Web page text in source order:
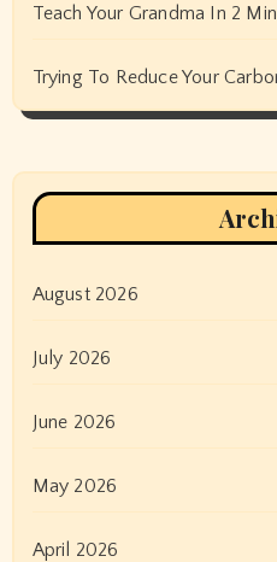
Teach Your Grandma In 2
Trying To Reduce Your
August 2026
July 2026
June 2026
May 2026
April 2026